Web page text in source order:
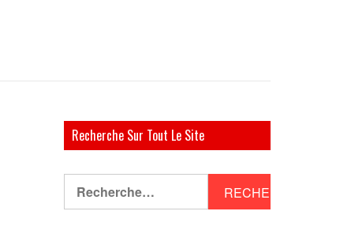
Recherche Sur Tout Le Site